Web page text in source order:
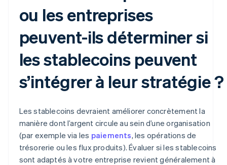
ou les entreprises
peuvent-ils déterminer si
les stablecoins peuvent
s’intégrer à leur stratégie ?
Les stablecoins devraient améliorer concrètement la
manière dont l’argent circule au sein d’une organisation
(par exemple via les paiements, les opérations de
trésorerie ou les flux produits). Évaluer si les stablecoins
sont adaptés à votre entreprise revient généralement à